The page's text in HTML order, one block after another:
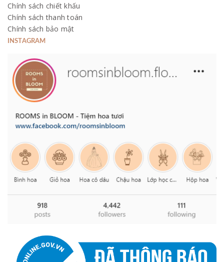
Chính sách chiết khấu
Chính sách thanh toán
Chính sách bảo mật
INSTAGRAM